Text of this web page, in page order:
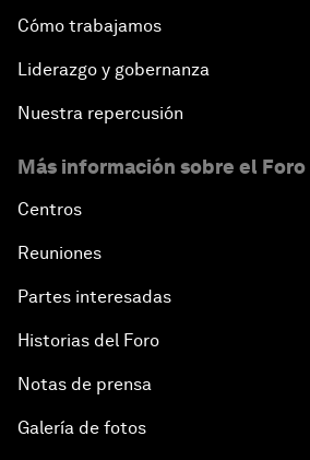
Cómo trabajamos
Liderazgo y gobernanza
Nuestra repercusión
Más información sobre el Foro
Centros
Reuniones
Partes interesadas
Historias del Foro
Notas de prensa
Galería de fotos